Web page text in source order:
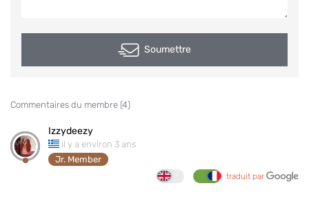
Soumettre
Commentaires du membre (4)
Izzydeezy
il y a environ 3 ans
Jr. Member
traduit par